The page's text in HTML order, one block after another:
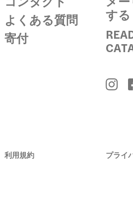
よくある質問
寄付
する
利用規約 プライ